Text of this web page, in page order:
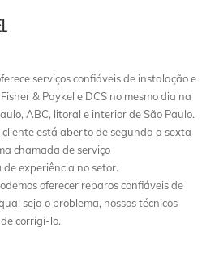
serviços confiáveis de instalação e
& Paykel e DCS no mesmo dia na
ABC, litoral e interior de São Paulo.
está aberto de segunda a sexta
chamada de serviço
de experiência no setor.
oferecer reparos confiáveis ​​de
seja o problema, nossos técnicos
corrigi-lo.